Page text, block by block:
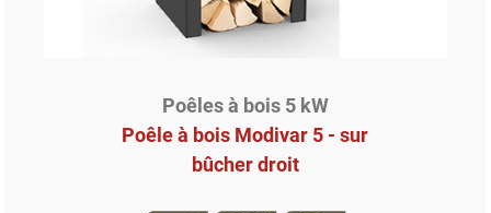
Poêles à bois 5 kW
Poêle à bois Modivar 5 - sur
bûcher droit